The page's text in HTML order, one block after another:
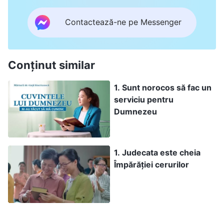
Contactează-ne pe Messenger
Conținut similar
1. Sunt norocos să fac un
serviciu pentru
Dumnezeu
1. Judecata este cheia
Împărăției cerurilor